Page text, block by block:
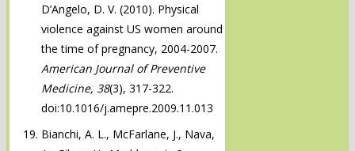
D’Angelo, D. V. (2010). Physical
violence against US women around
the time of pregnancy, 2004-2007.
American Journal of Preventive
Medicine, 38(3), 317-322.
doi:10.1016/j.amepre.2009.11.013
Bianchi, A. L., McFarlane, J., Nava,